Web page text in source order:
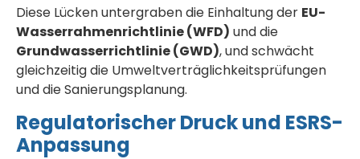
Diese Lücken untergraben die Einhaltung der EU-
Wasserrahmenrichtlinie (WFD) und die
Grundwasserrichtlinie (GWD), und schwächt
gleichzeitig die Umweltverträglichkeitsprüfungen
und die Sanierungsplanung.
Regulatorischer Druck und ESRS-
Anpassung